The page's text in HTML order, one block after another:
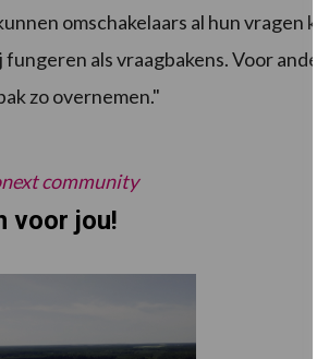
omschakelaars al hun
fungeren als vraagbakens. Voor
zo overnemen."
community
voor jou!